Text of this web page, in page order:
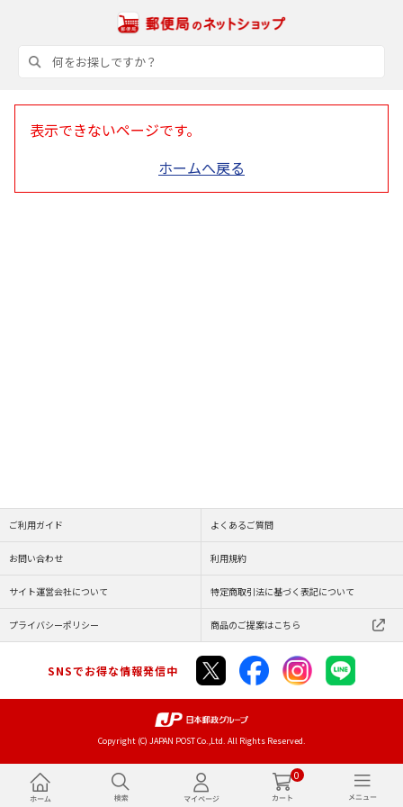
0
表示できないページです。
ホームへ戻る
ご利用ガイド よくあるご質問
お問い合わせ 利用規約
サイト運営会社について 特定商取引法に基づく表記について
プライバシーポリシー 商品のご提案はこちら
SNSでお得な情報発信中
Copyright (C) JAPAN POST Co.,Ltd. All Rights Reserved.